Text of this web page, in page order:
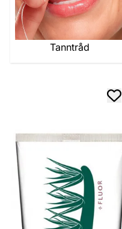
Tanntråd